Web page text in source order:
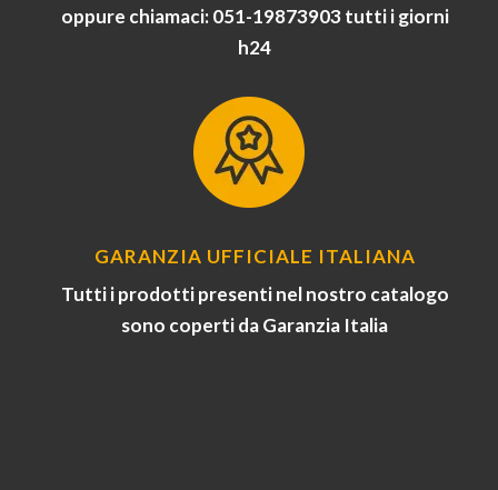
oppure chiamaci: 051-19873903 tutti i giorni
h24
GARANZIA UFFICIALE ITALIANA
Tutti i prodotti presenti nel nostro catalogo
sono coperti da Garanzia Italia